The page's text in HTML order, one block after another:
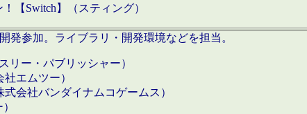
【Switch】（スティング）
発参加。ライブラリ・開発環境などを担当。
リー・パブリッシャー）
エムツー）
会社バンダイナムコゲームス）